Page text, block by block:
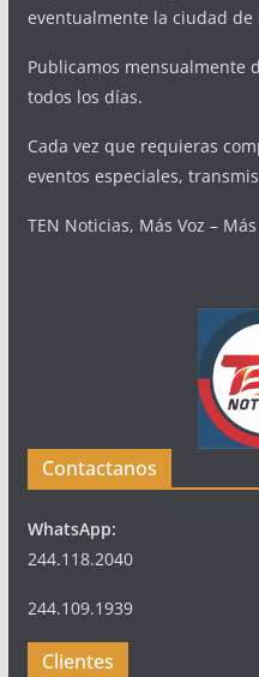
eventualmente la ciudad de
Publicamos mensualmente
todos los días.
Cada vez que requieras
eventos especiales,
TEN Noticias, Más Voz –
Contactanos
WhatsApp:
244.118.2040
244.109.1939
Clientes